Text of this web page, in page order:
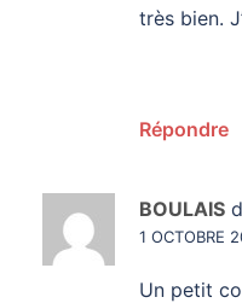
très bien.
Répondre
BOULAIS
1 OCTOBRE
Un petit